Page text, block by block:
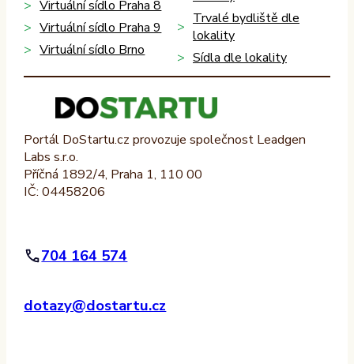
Virtuální sídlo Praha 8
Virtuální sídlo Praha 9
Virtuální sídlo Brno
Trvalé bydliště dle
lokality
Sídla dle lokality
Portál DoStartu.cz provozuje společnost Leadgen
Labs s.r.o.
Příčná 1892/4, Praha 1, 110 00
IČ: 04458206
704 164 574
dotazy@dostartu.cz